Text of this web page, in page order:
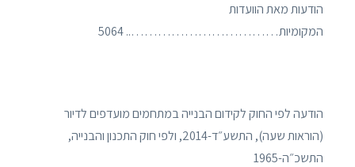
הודעות מאת הוועדות
המקומיות…………………………….. 5064
הודעה לפי החוק לקידום הבנייה במתחמים מועדפים לדיור
(הוראות שעה), התשע״ד-2014, ולפי חוק התכנון והבנייה,
התשכ״ה-1965